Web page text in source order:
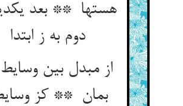
هستها ** بعد
دوم به ز ابتدا
از مبدل بین وسایط
بمان ** کز